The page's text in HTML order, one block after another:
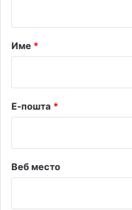
р
Име *
Е-пошта *
Веб место